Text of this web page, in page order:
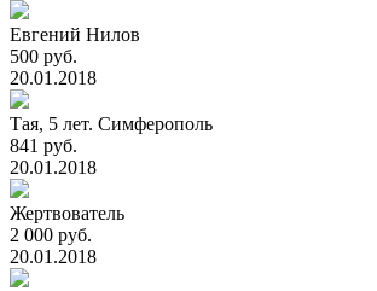
Евгений Нилов
500 руб.
20.01.2018
Тая, 5 лет. Симферополь
841 руб.
20.01.2018
Жертвователь
2 000 руб.
20.01.2018